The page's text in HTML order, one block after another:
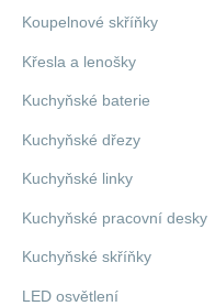
Koupelnové skříňky
Křesla a lenošky
Kuchyňské baterie
Kuchyňské dřezy
Kuchyňské linky
Kuchyňské pracovní desky
Kuchyňské skříňky
LED osvětlení